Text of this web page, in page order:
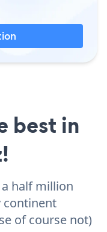
best in
a half million
continent
of course not)